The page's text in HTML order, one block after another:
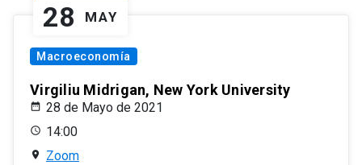
28 MAY
Macroeconomía
Virgiliu Midrigan, New York University
28 de Mayo de 2021
14:00
Zoom